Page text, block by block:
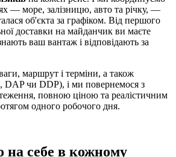
— море, залізницю, авто та річку, —
об'єкта за графіком. Від першого
доставки на майданчик ви маєте
ваш вантаж і відповідають за
маршрут і терміни, а також
DAP чи DDP), і ми повернемося з
повною ціною та реалістичним
одного робочого дня.
себе в кожному